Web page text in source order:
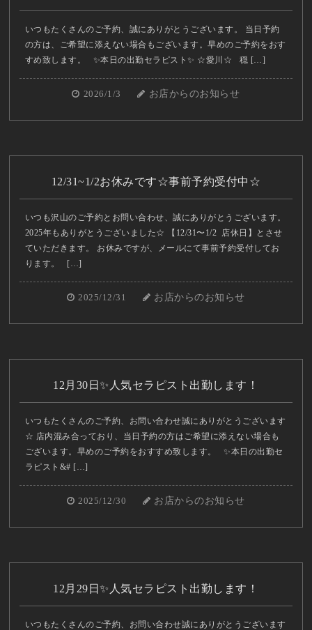
いつもたくさんのご予約、誠にありがとうございます。 当日予約
の方は、ご希望に添えない場合もございます。早めのご予約をおす
すめ致します。 ✨本日の出勤セラピスト✨ ☆愛川☆ 穏 […]
2026/1/3 お店からのお知らせ
12/31~1/2お休みです☆事前予約受付中☆
いつも沢山のご予約とお問い合わせ、誠にありがとうございます。
2025年もありがとうございました☆ 【12/31〜1/2 店休日】とさせ
ていただきます。 お休みですが、メールにて事前予約受付してお
ります。 […]
2025/12/31 お店からのお知らせ
12月30日✨人気セラピスト出勤します！
いつもたくさんのご予約、お問い合わせ誠にありがとうございます
☆ 店内混み合っており、当日予約の方はご希望に添えない場合も
ございます。早めのご予約をおすすめ致します。 ✨本日の出勤セ
ラピスト&# […]
2025/12/30 お店からのお知らせ
12月29日✨人気セラピスト出勤します！
いつもたくさんのご予約、お問い合わせ誠にありがとうございます